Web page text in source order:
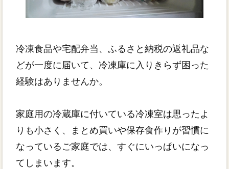
冷凍食品や宅配弁当、ふるさと納税の返礼品な
どが一度に届いて、冷凍庫に入りきらず困った
経験はありませんか。
家庭用の冷蔵庫に付いている冷凍室は思ったよ
りも小さく、まとめ買いや保存食作りが習慣に
なっているご家庭では、すぐにいっぱいになっ
てしまいます。